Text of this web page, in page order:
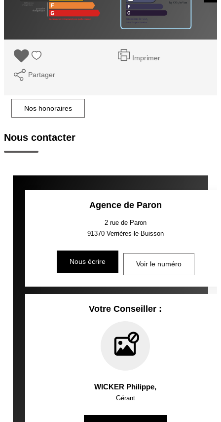
Imprimer
Partager
Nos honoraires
Nous contacter
Agence de Paron
2 rue de Paron
91370 Verrières-le-Buisson
Nous écrire Voir le numéro
Votre Conseiller :
WICKER Philippe,
Gérant